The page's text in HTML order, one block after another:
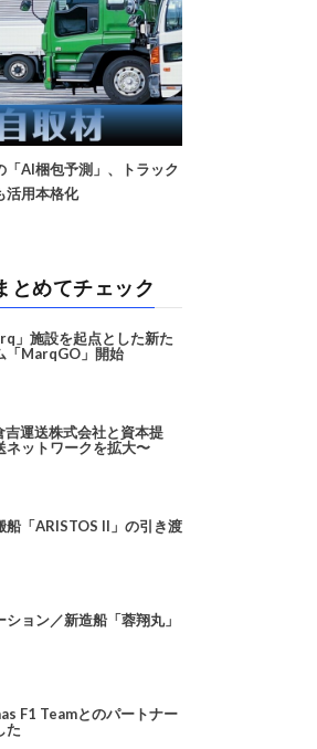
「AI梱包予測」、トラック
活用本格化
とめてチェック
」施設を起点とした新た
「MarqGO」開始
運送株式会社と資本提
ネットワークを拡大〜
船「ARISTOS II」の引き渡
ョン／新造船「蓉翔丸」
F1 Teamとのパートナー
た